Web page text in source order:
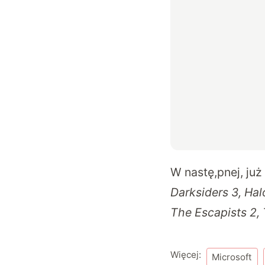
W nastę,pnej,
Darksiders 3,
The Escapists 2,
Więcej: Microsoft